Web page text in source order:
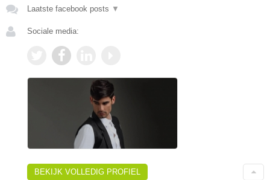
Laatste facebook posts ▼
Sociale media:
BEKIJK VOLLEDIG PROFIEL